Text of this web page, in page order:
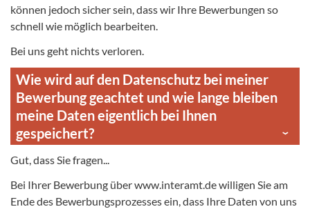
können jedoch sicher sein, dass wir Ihre Bewerbungen so
schnell wie möglich bearbeiten.
Bei uns geht nichts verloren.
Wie wird auf den Datenschutz bei meiner
Bewerbung geachtet und wie lange bleiben
meine Daten eigentlich bei Ihnen
gespeichert?
Gut, dass Sie fragen...
Bei Ihrer Bewerbung über www.interamt.de willigen Sie am
Ende des Bewerbungsprozesses ein, dass Ihre Daten von uns